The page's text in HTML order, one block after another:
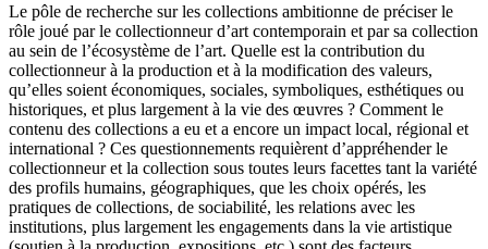
Le pôle de recherche sur les collections ambitionne de préciser le
rôle joué par le collectionneur d’art contemporain et par sa collection
au sein de l’écosystème de l’art. Quelle est la contribution du
collectionneur à la production et à la modification des valeurs,
qu’elles soient économiques, sociales, symboliques, esthétiques ou
historiques, et plus largement à la vie des œuvres ? Comment le
contenu des collections a eu et a encore un impact local, régional et
international ? Ces questionnements requièrent d’appréhender le
collectionneur et la collection sous toutes leurs facettes tant la variété
des profils humains, géographiques, que les choix opérés, les
pratiques de collections, de sociabilité, les relations avec les
institutions, plus largement les engagements dans la vie artistique